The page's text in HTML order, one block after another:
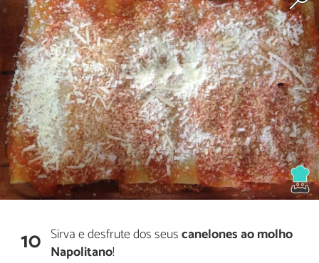
10 Sirva e desfrute dos seuscanelones ao molho
Napolitano!